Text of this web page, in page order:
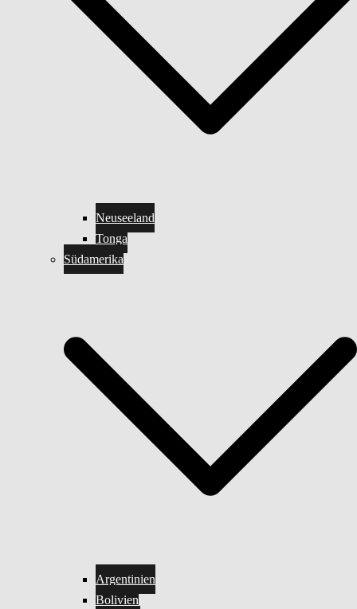
Neuseeland
Tonga
Südamerika
Argentinien
Bolivien